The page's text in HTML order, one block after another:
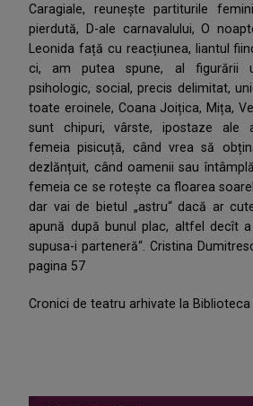
Caragiale, reunește partiturile
pierdută, D-ale carnavalului, O
Leonida față cu reacțiunea, liantul
ci, am putea spune, al figurării
psihologic, social, precis delimitat,
toate eroinele, Coana Joițica, Mița,
sunt chipuri, vârste, ipostaze ale
femeia pisicuță, când vrea să
dezlănțuit, când oamenii sau
femeia ce se rotește ca floarea
dar vai de bietul „astru“ dacă ar
apună după bunul plac, altfel decît
supusa-i parteneră“. Cristina
pagina 57
Cronici de teatru arhivate la Biblioteca